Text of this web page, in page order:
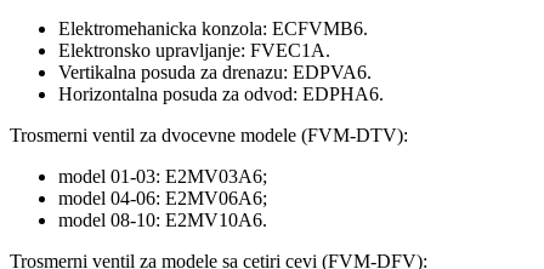
Elektromehanicka konzola: ECFVMB6.
Elektronsko upravljanje: FVEC1A.
Vertikalna posuda za drenazu: EDPVA6.
Horizontalna posuda za odvod: EDPHA6.
Trosmerni ventil za dvocevne modele (FVM-DTV):
model 01-03: E2MV03A6;
model 04-06: E2MV06A6;
model 08-10: E2MV10A6.
Trosmerni ventil za modele sa cetiri cevi (FVM-DFV):